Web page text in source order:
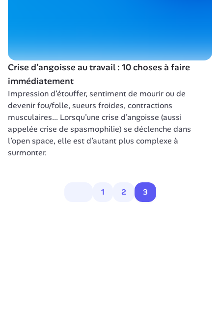
Crise d’angoisse au travail : 10 choses à faire
immédiatement
Impression d’étouffer, sentiment de mourir ou de
devenir fou/folle, sueurs froides, contractions
musculaires... Lorsqu’une crise d’angoisse (aussi
appelée crise de spasmophilie) se déclenche dans
l’open space, elle est d’autant plus complexe à
surmonter.
1 2 3